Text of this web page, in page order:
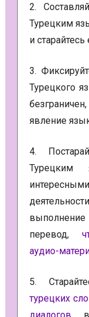
2.
Турецким
и
3.
Турецкого
явление
4.
Турецким
перевод,
аудио-
5.
турецких